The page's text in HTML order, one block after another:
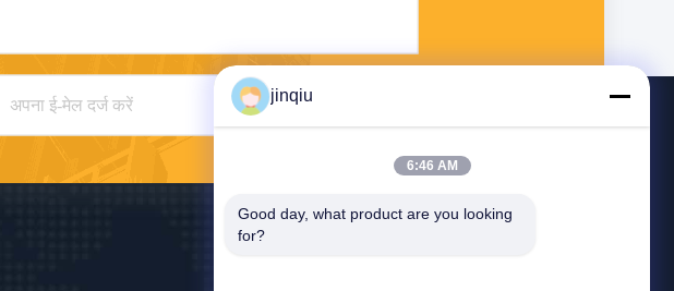
jinqiu
6:46 AM
Good day, what product are you looking
for?